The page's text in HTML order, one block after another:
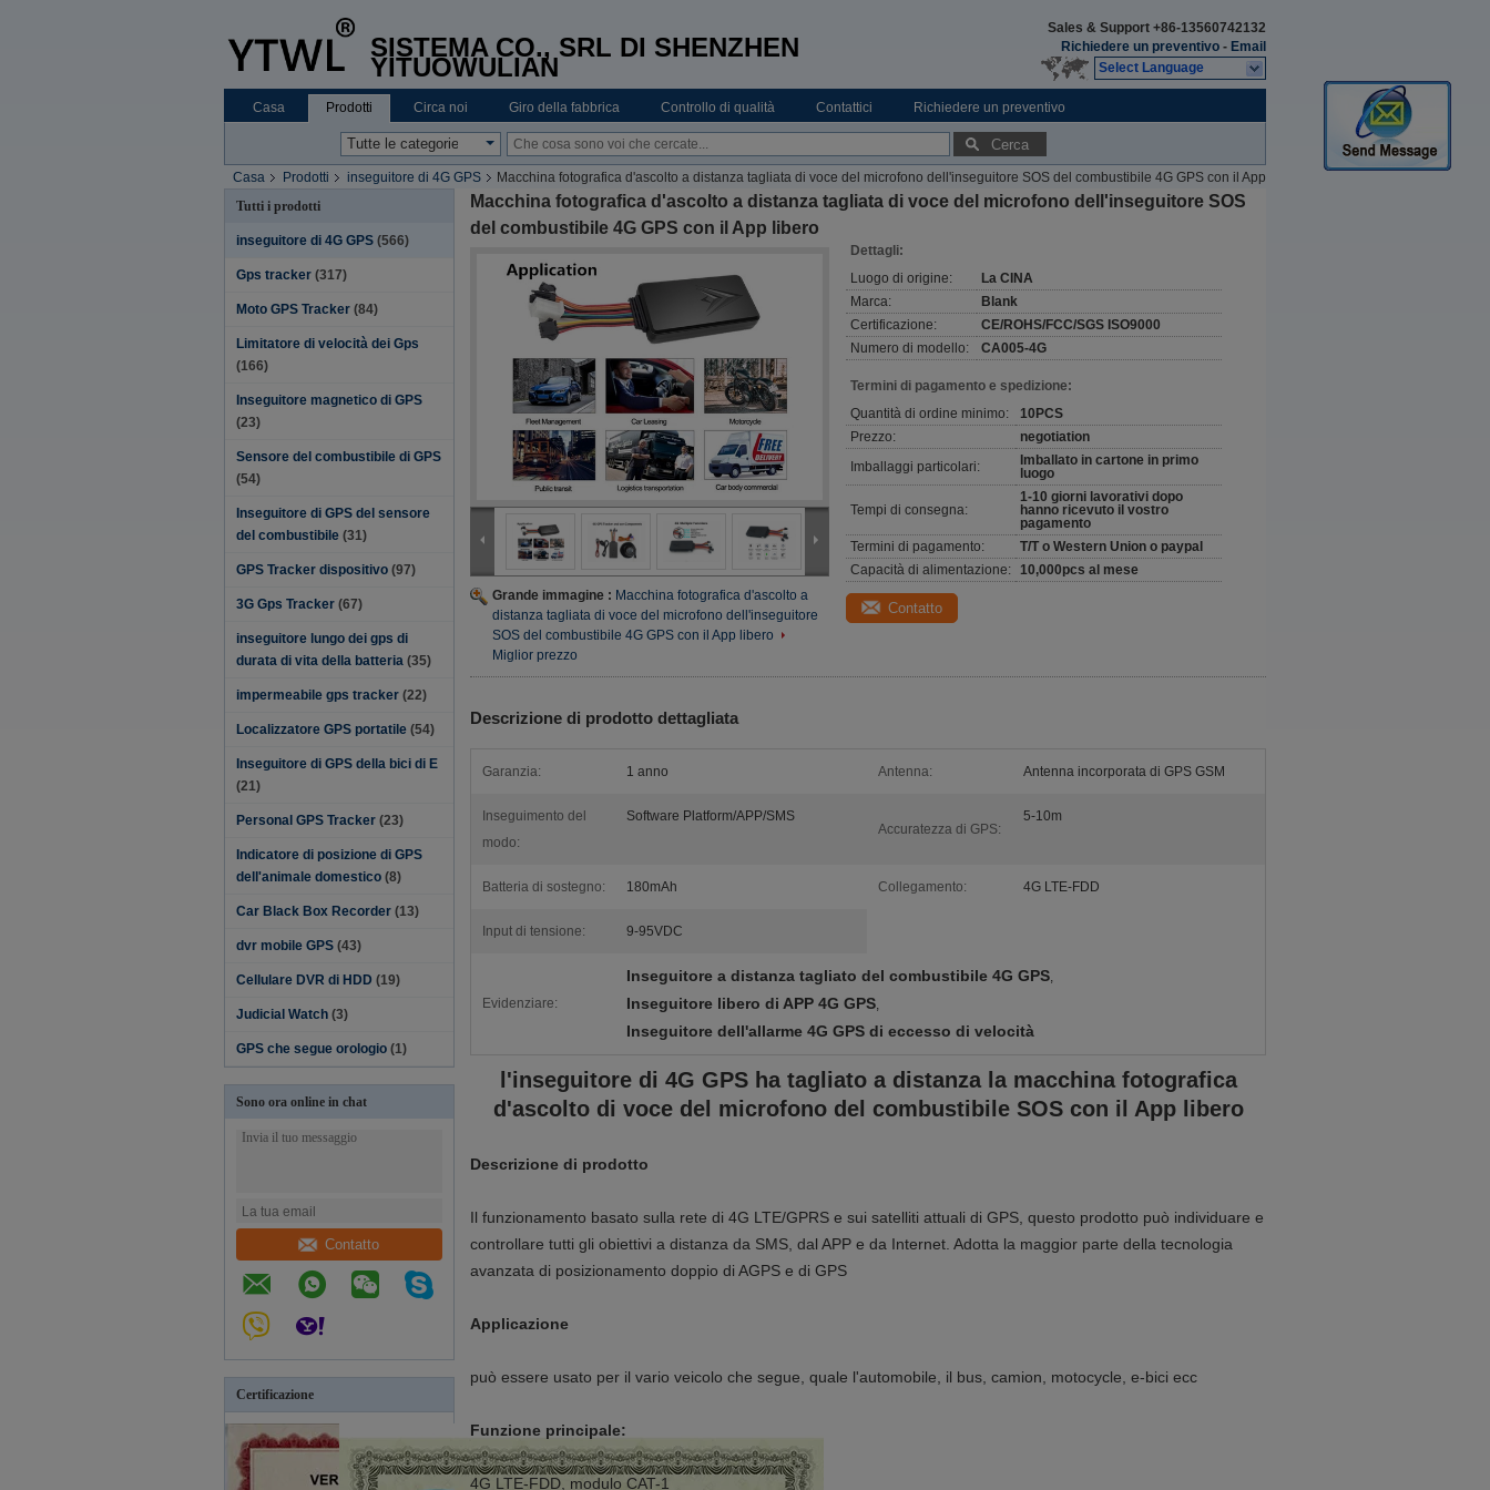
SISTEMA CO., SRL DI SHENZHEN
YITUOWULIAN
Sales & Support +86-13560742132
Richiedere un preventivo - Email
Select Language
Casa Prodotti Circa noi Giro della fabbrica Controllo di qualità Contattici Richiedere un preventivo
Cerca
Casa Prodotti inseguitore di 4G GPS
Macchina fotografica d'ascolto a distanza tagliata di voce del microfono dell'inseguitore SOS del combustibile 4G GPS con il App
libero
Tutti i prodotti
inseguitore di 4G GPS (566)
Gps tracker (317)
Moto GPS Tracker (84)
Limitatore di velocità dei Gps
(166)
Inseguitore magnetico di GPS
(23)
Sensore del combustibile di GPS
(54)
Inseguitore di GPS del sensore
del combustibile (31)
GPS Tracker dispositivo (97)
3G Gps Tracker (67)
inseguitore lungo dei gps di
durata di vita della batteria (35)
impermeabile gps tracker (22)
Localizzatore GPS portatile (54)
Inseguitore di GPS della bici di E
(21)
Personal GPS Tracker (23)
Indicatore di posizione di GPS
dell'animale domestico (8)
Car Black Box Recorder (13)
dvr mobile GPS (43)
Cellulare DVR di HDD (19)
Judicial Watch (3)
GPS che segue orologio (1)
Sono ora online in chat
Contatto
Certificazione
Macchina fotografica d'ascolto a distanza tagliata di voce del microfono dell'inseguitore SOS
del combustibile 4G GPS con il App libero
Grande immagine : Macchina fotografica d'ascolto a
distanza tagliata di voce del microfono dell'inseguitore
SOS del combustibile 4G GPS con il App libero
Miglior prezzo
Dettagli:
Luogo di origine:
La CINA
Marca:
Blank
Certificazione:
CE/ROHS/FCC/SGS ISO9000
Numero di modello:
CA005-4G
Termini di pagamento e spedizione:
Quantità di ordine minimo:
10PCS
Prezzo:
negotiation
Imballaggi particolari:
Imballato in cartone in primo
luogo
Tempi di consegna:
1-10 giorni lavorativi dopo
hanno ricevuto il vostro
pagamento
Termini di pagamento:
T/T o Western Union o paypal
Capacità di alimentazione: 10,000pcs al mese
Contatto
Descrizione di prodotto dettagliata
Garanzia: 1 anno Antenna: Antenna incorporata di GPS GSM
Inseguimento del
modo:
Software Platform/APP/SMS
Accuratezza di GPS:
5-10m
Batteria di sostegno: 180mAh Collegamento: 4G LTE-FDD
Input di tensione: 9-95VDC
Evidenziare:
Inseguitore a distanza tagliato del combustibile 4G GPS,
Inseguitore libero di APP 4G GPS,
Inseguitore dell'allarme 4G GPS di eccesso di velocità
l'inseguitore di 4G GPS ha tagliato a distanza la macchina fotografica
d'ascolto di voce del microfono del combustibile SOS con il App libero
Descrizione di prodotto
Il funzionamento basato sulla rete di 4G LTE/GPRS e sui satelliti attuali di GPS, questo prodotto può individuare e
controllare tutti gli obiettivi a distanza da SMS, dal APP e da Internet. Adotta la maggior parte della tecnologia
avanzata di posizionamento doppio di AGPS e di GPS
Applicazione
può essere usato per il vario veicolo che segue, quale l'automobile, il bus, camion, motocycle, e-bici ecc
Funzione principale:
4G LTE-FDD, modulo CAT-1